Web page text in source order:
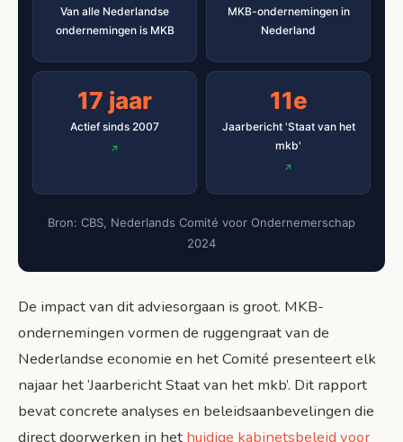
Van alle Nederlandse
ondernemingen is MKB
MKB-ondernemingen in
Nederland
17 jaar
Actief sinds 2007
11e
Jaarbericht 'Staat van het
mkb'
Bron: CBS, Nederlands Comité voor Ondernemerschap
2024
De impact van dit adviesorgaan is groot. MKB-
ondernemingen vormen de ruggengraat van de
Nederlandse economie en het Comité presenteert elk
najaar het ‘Jaarbericht Staat van het mkb’. Dit rapport
bevat concrete analyses en beleidsaanbevelingen die
direct doorwerken in het huidige kabinetsbeleid voor